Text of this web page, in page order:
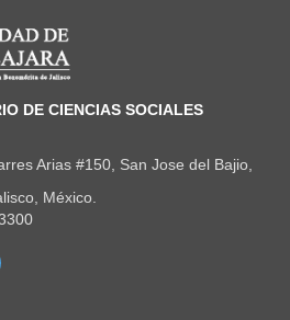
portal
DE CIENCIAS SOCIALES
Arias #150, San Jose del Bajio,
México.